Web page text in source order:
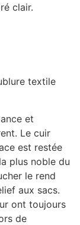
clair.
textile
et
Le cuir
est restée
plus noble du
le rend
aux sacs.
ont toujours
de